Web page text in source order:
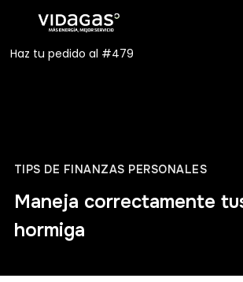
tu pedido al#479
TIPS DE FINANZAS PERSONALES
Maneja correctamente
hormiga